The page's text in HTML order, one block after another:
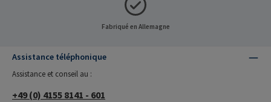
Fabriqué en Allemagne
Assistance téléphonique
Assistance et conseil au :
+49 (0) 4155 8141 - 601